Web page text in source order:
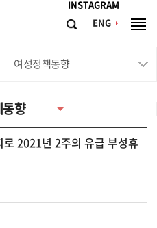
INSTAGRAM
ENG
검
체
여성정책동향
동향
로 2021년 2주의 유급 부성휴